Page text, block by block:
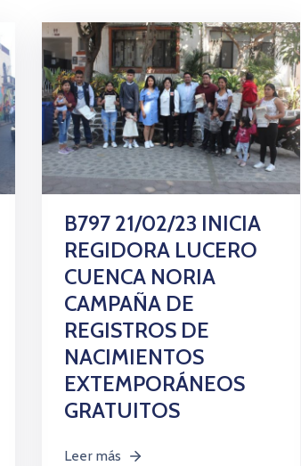
B797 21/02/23 INICIA
REGIDORA LUCERO
CUENCA NORIA
CAMPAÑA DE
REGISTROS DE
NACIMIENTOS
EXTEMPORÁNEOS
GRATUITOS
Leer más